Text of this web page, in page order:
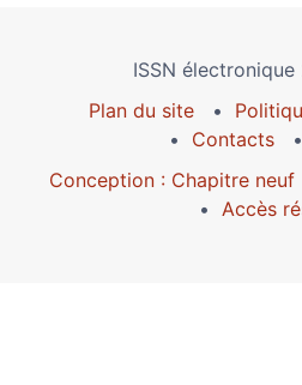
ISSN
Plan du site
Contacts
Conception : Chapitre neuf
Accès